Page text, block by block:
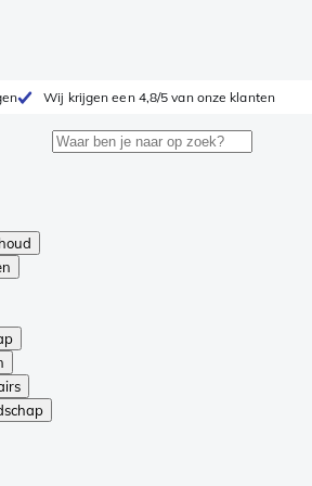
Wij krijgen een 4,8/5 van onze klanten